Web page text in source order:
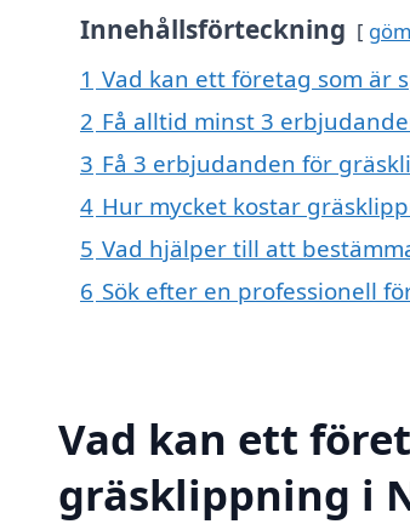
Innehållsförteckning
1 Vad kan ett företag som är
2 Få alltid minst 3
3 Få 3 erbjudanden för
4 Hur mycket kostar
5 Vad hjälper till att
6 Sök efter en professionell
Vad kan ett
gräsklippning i